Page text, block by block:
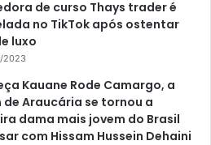
de curso Thays trader é
no TikTok após ostentar
luxo
2023
Kauane Rode Camargo, a
de Araucária se tornou a
dama mais jovem do Brasil
com Hissam Hussein Dehaini